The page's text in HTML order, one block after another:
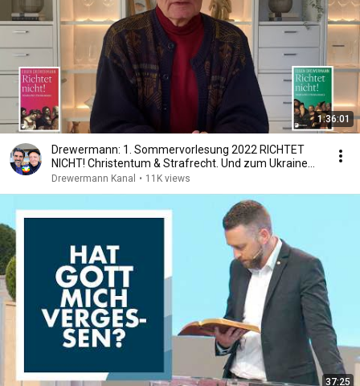
1:36:01
Drewermann: 1. Sommervorlesung 2022 RICHTET
NICHT! Christentum & Strafrecht. Und zum Ukraine
Krieg.
Drewermann Kanal • 11K views
37:25